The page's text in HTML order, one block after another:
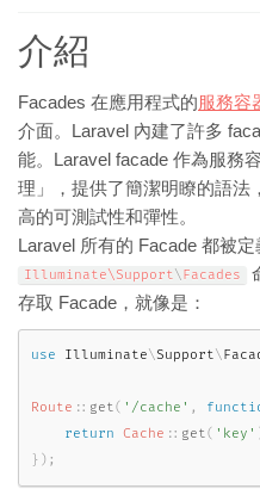
介紹
Facades 在應用程式的 服務容
介面。Laravel 內建了許多
能。Laravel facade 作為服務
理」，提供了簡潔明瞭的語法
高的可測試性和彈性。
Laravel 所有的 Facade 都被定
Illuminate\Support\ Facades
存取 Facade，就像是：
use Illuminate\Support\
Route :: get( '/cache' ,
return
Cache :: get( 'key'
} ) ;